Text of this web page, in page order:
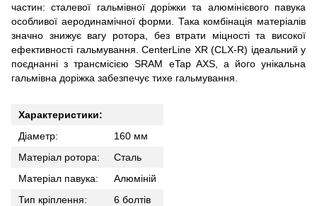
частин: сталевої гальмівної доріжки та алюмінієвого павука
особливої аеродинамічної форми. Така комбінація матеріалів
значно знижує вагу ротора, без втрати міцності та високої
ефективності гальмування. CenterLine XR (CLX-R) ідеальний у
поєднанні з трансмісією SRAM eTap AXS, а його унікальна
гальмівна доріжка забезпечує тихе гальмування.
Характеристики:
Діаметр:
160 мм
Матеріал ротора:
Сталь
Матеріал павука:
Алюміній
Тип кріплення:
6 болтів